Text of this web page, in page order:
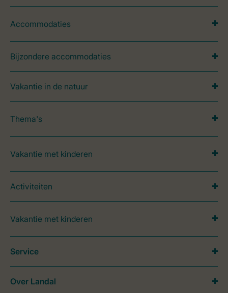
Accommodaties
Bijzondere accommodaties
Vakantie in de natuur
Thema's
Vakantie met kinderen
Activiteiten
Vakantie met kinderen
Service
Over Landal